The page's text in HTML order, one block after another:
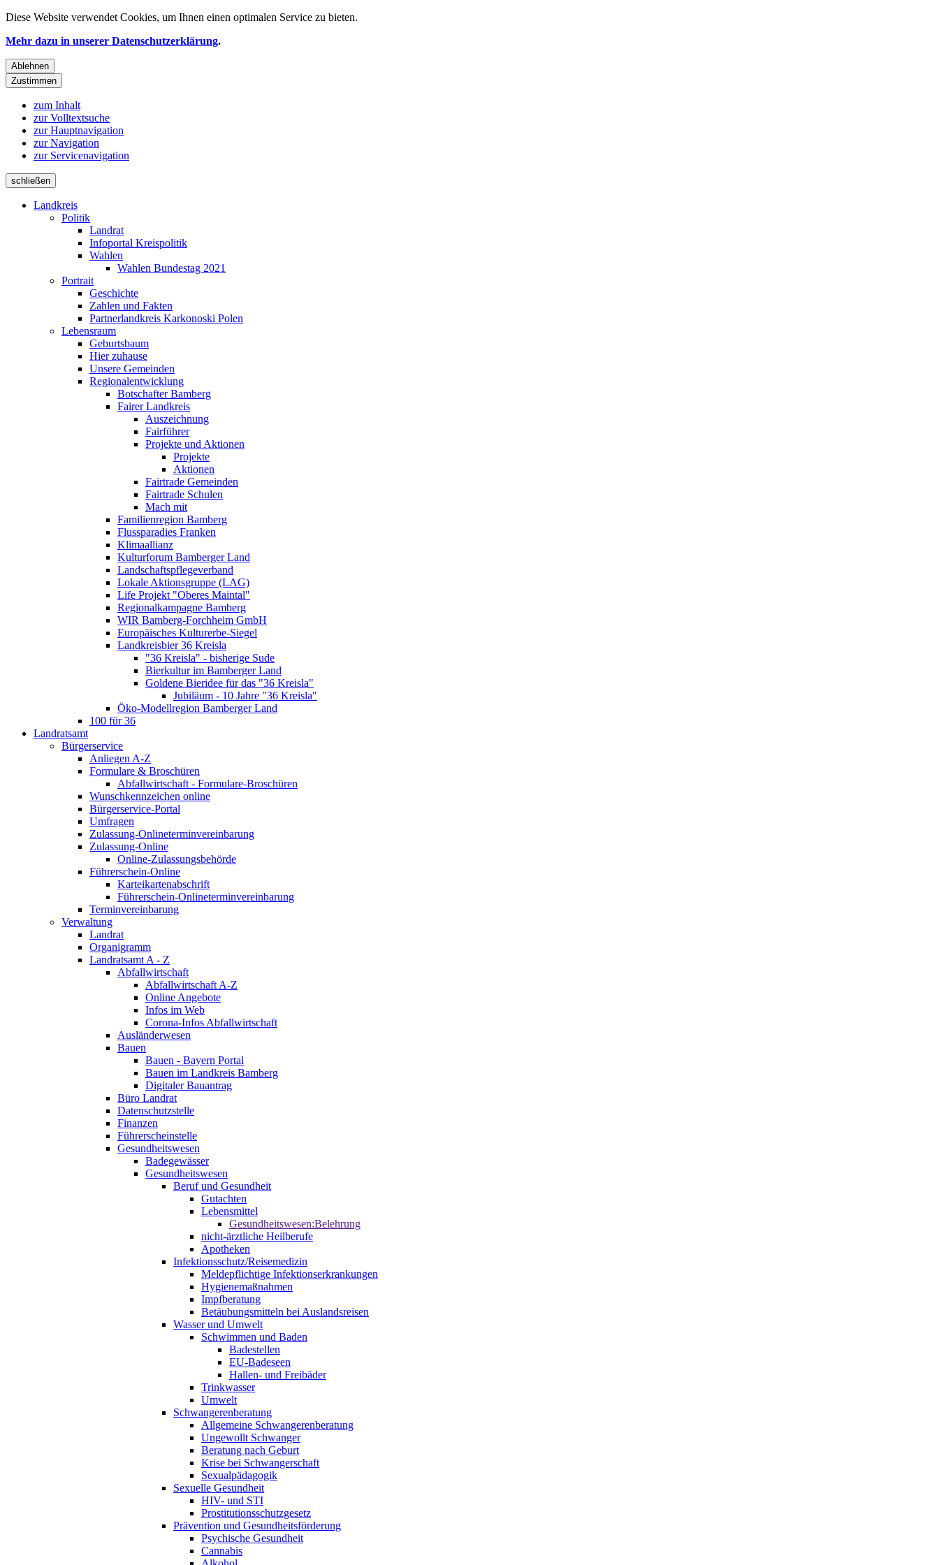
Diese Website verwendet Cookies, um Ihnen einen optimalen Service zu bieten.
Mehr dazu in unserer Datenschutzerklärung.
Ablehnen
Zustimmen
zum Inhalt
zur Volltextsuche
zur Hauptnavigation
zur Navigation
zur Servicenavigation
schließen
Landkreis
Politik
Landrat
Infoportal Kreispolitik
Wahlen
Wahlen Bundestag 2021
Portrait
Geschichte
Zahlen und Fakten
Partnerlandkreis Karkonoski Polen
Lebensraum
Geburtsbaum
Hier zuhause
Unsere Gemeinden
Regionalentwicklung
Botschafter Bamberg
Fairer Landkreis
Auszeichnung
Fairführer
Projekte und Aktionen
Projekte
Aktionen
Fairtrade Gemeinden
Fairtrade Schulen
Mach mit
Familienregion Bamberg
Flussparadies Franken
Klimaallianz
Kulturforum Bamberger Land
Landschaftspflegeverband
Lokale Aktionsgruppe (LAG)
Life Projekt "Oberes Maintal"
Regionalkampagne Bamberg
WIR Bamberg-Forchheim GmbH
Europäisches Kulturerbe-Siegel
Landkreisbier 36 Kreisla
"36 Kreisla" - bisherige Sude
Bierkultur im Bamberger Land
Goldene Bieridee für das "36 Kreisla"
Jubiläum - 10 Jahre "36 Kreisla"
Öko-Modellregion Bamberger Land
100 für 36
Landratsamt
Bürgerservice
Anliegen A-Z
Formulare & Broschüren
Abfallwirtschaft - Formulare-Broschüren
Wunschkennzeichen online
Bürgerservice-Portal
Umfragen
Zulassung-Onlineterminvereinbarung
Zulassung-Online
Online-Zulassungsbehörde
Führerschein-Online
Karteikartenabschrift
Führerschein-Onlineterminvereinbarung
Terminvereinbarung
Verwaltung
Landrat
Organigramm
Landratsamt A - Z
Abfallwirtschaft
Abfallwirtschaft A-Z
Online Angebote
Infos im Web
Corona-Infos Abfallwirtschaft
Ausländerwesen
Bauen
Bauen - Bayern Portal
Bauen im Landkreis Bamberg
Digitaler Bauantrag
Büro Landrat
Datenschutzstelle
Finanzen
Führerscheinstelle
Gesundheitswesen
Badegewässer
Gesundheitswesen
Beruf und Gesundheit
Gutachten
Lebensmittel
Gesundheitswesen:Belehrung
nicht-ärztliche Heilberufe
Apotheken
Infektionsschutz/Reisemedizin
Meldepflichtige Infektionserkrankungen
Hygienemaßnahmen
Impfberatung
Betäubungsmitteln bei Auslandsreisen
Wasser und Umwelt
Schwimmen und Baden
Badestellen
EU-Badeseen
Hallen- und Freibäder
Trinkwasser
Umwelt
Schwangerenberatung
Allgemeine Schwangerenberatung
Ungewollt Schwanger
Beratung nach Geburt
Krise bei Schwangerschaft
Sexualpädagogik
Sexuelle Gesundheit
HIV- und STI
Prostitutionsschutzgesetz
Prävention und Gesundheitsförderung
Psychische Gesundheit
Cannabis